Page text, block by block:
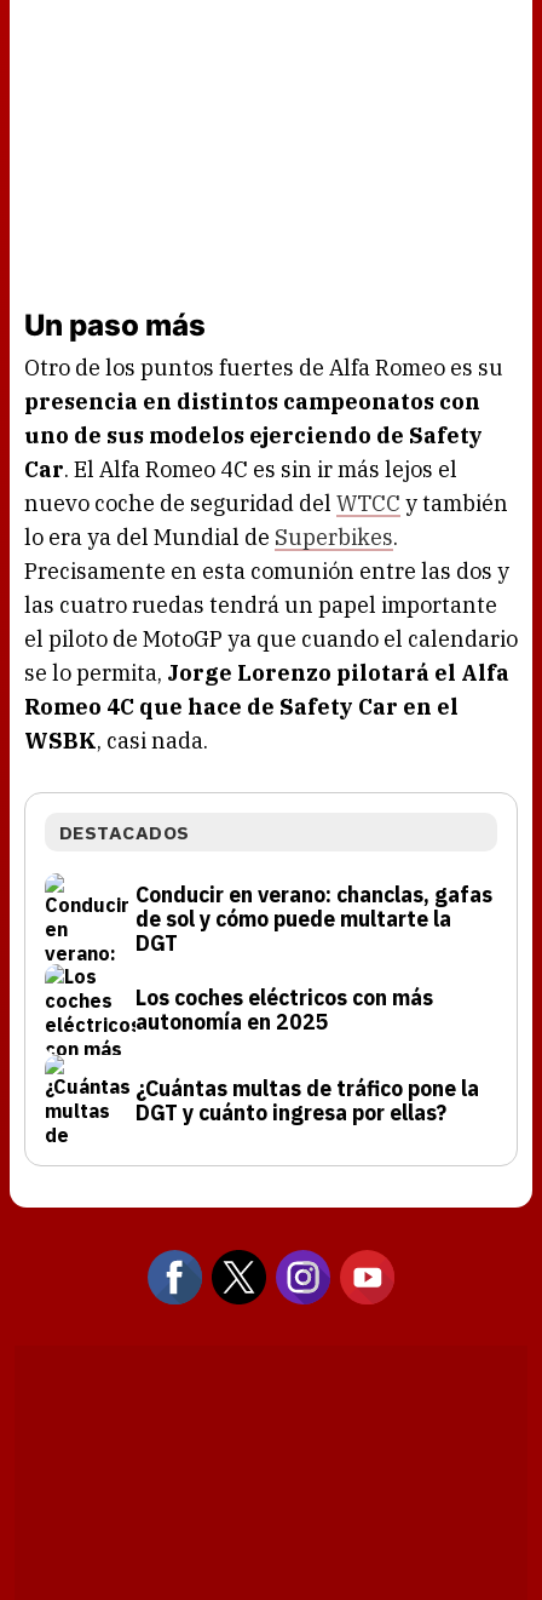
Un paso más
Otro de los puntos fuertes de Alfa Romeo es su
presencia en distintos campeonatos con
uno de sus modelos ejerciendo de Safety
Car. El Alfa Romeo 4C es sin ir más lejos el
nuevo coche de seguridad del WTCC y también
lo era ya del Mundial de Superbikes.
Precisamente en esta comunión entre las dos y
las cuatro ruedas tendrá un papel importante
el piloto de MotoGP ya que cuando el calendario
se lo permita, Jorge Lorenzo pilotará el Alfa
Romeo 4C que hace de Safety Car en el
WSBK, casi nada.
DESTACADOS
Conducir en verano: chanclas, gafas
de sol y cómo puede multarte la
DGT
Los coches eléctricos con más
autonomía en 2025
¿Cuántas multas de tráfico pone la
DGT y cuánto ingresa por ellas?